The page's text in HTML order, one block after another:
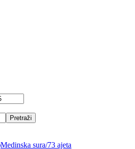
Pretraži
Medinska sura/73 ajeta